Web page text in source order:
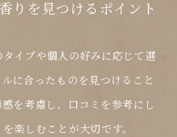
りを見つけるポイント
タイプや個人の好みに応じて選
に合ったものを見つけること
を考慮し、口コミを参考にし
楽しむことが大切です。